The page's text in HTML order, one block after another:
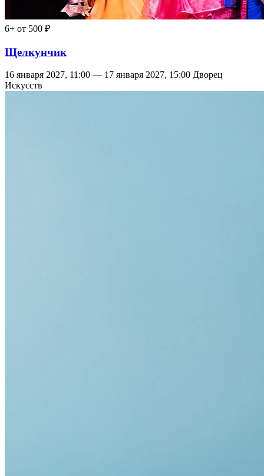
6+ от 500 ₽
Щелкунчик
16 января 2027, 11:00 — 17 января 2027, 15:00 Дворец
Искусств